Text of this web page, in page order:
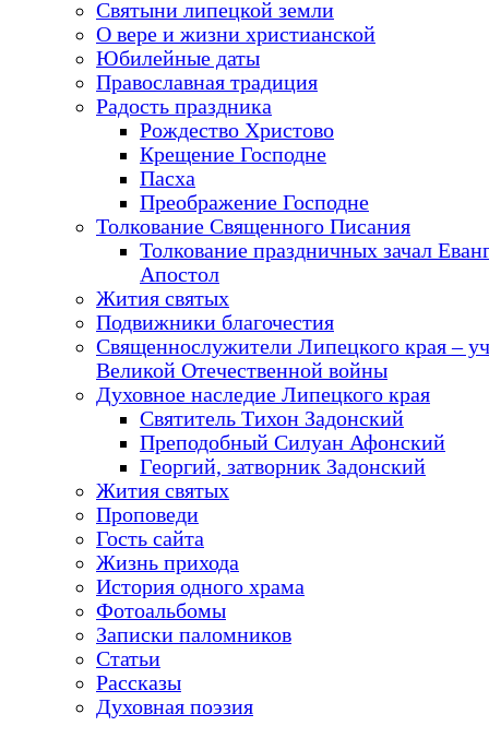
Святыни липецкой земли
О вере и жизни христианской
Юбилейные даты
Православная традиция
Радость праздника
Рождество Христово
Крещение Господне
Пасха
Преображение Господне
Толкование Священного Писания
Толкование праздничных зачал
Апостол
Жития святых
Подвижники благочестия
Священнослужители Липецкого края –
Великой Отечественной войны
Духовное наследие Липецкого края
Святитель Тихон Задонский
Преподобный Силуан Афонский
Георгий, затворник Задонский
Жития святых
Проповеди
Гость сайта
Жизнь прихода
История одного храма
Фотоальбомы
Записки паломников
Статьи
Рассказы
Духовная поэзия